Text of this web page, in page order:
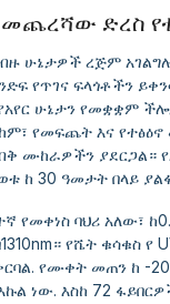
መጨረሻው ድረስ
ሁኔታዎች ረጅም
የጥገና ፍላጎቶችን
ሁኔታን የመቋቋም
የመፍጨት እና
ሙከራዎችን ያደርጋል።
ከ 30 ዓመታት በላይ
የመቀነስ ባህሪ አለው፣
የሼት ቁሳቁስ የ
የሙቀት መጠን ከ -20
ነው. እስከ 72